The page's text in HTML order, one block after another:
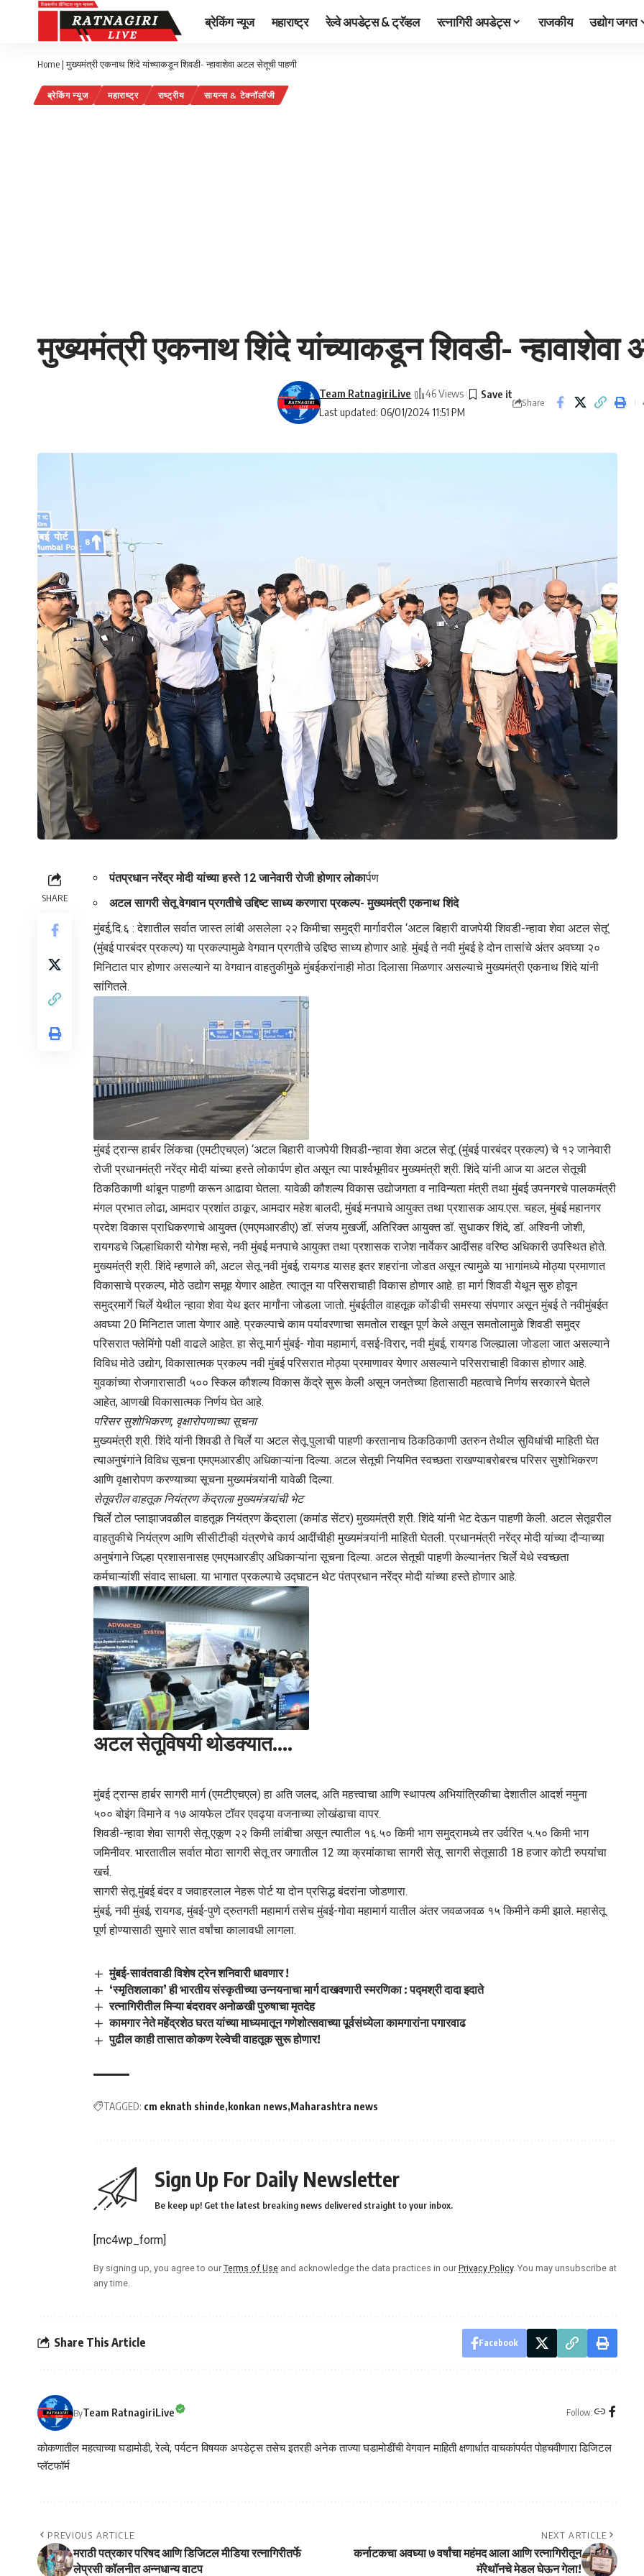
ब्रेकिंग न्यूज महाराष्ट्र रेल्वे अपडेट्स & ट्रॅव्हल रत्नागिरी अपडेट्स राजकीय उद्योग जगत
Home |मुख्यमंत्री एकनाथ शिंदे यांच्याकडून शिवडी- न्हावाशेवा अटल सेतूची पाहणी
ब्रेकिंग न्यूज महाराष्ट्र राष्ट्रीय सायन्स & टेक्नॉलॉजी
मुख्यमंत्री एकनाथ शिंदे यांच्याकडून शिवडी- न्हावाशेवा
Last updated: 06/01/2024 11:51 PM
Team RatnagiriLive 46 Views
Share
SHARE
पंतप्रधान नरेंद्र मोदी यांच्या हस्ते 12 जानेवारी रोजी होणार लोकार्पण
अटल सागरी सेतू वेगवान प्रगतीचे उद्दिष्ट साध्य करणारा प्रकल्प- मुख्यमंत्री एकनाथ शिंदे
मुंबई,दि.६ : देशातील सर्वात जास्त लांबी असलेला २२ किमीचा समुद्री मार्गावरील ‘अटल बिहारी वाजपेयी शिवडी-न्हावा शेवा अटल सेतू’
(मुंबई पारबंदर प्रकल्प) या प्रकल्पामुळे वेगवान प्रगतीचे उद्दिष्ठ साध्य होणार आहे. मुंबई ते नवी मुंबई हे दोन तासांचे अंतर अवघ्या २०
मिनिटात पार होणार असल्याने या वेगवान वाहतुकीमुळे मुंबईकरांनाही मोठा दिलासा मिळणार असल्याचे मुख्यमंत्री एकनाथ शिंदे यांनी
सांगितले.
मुंबई ट्रान्स हार्बर लिंकचा (एमटीएचएल) ‘अटल बिहारी वाजपेयी शिवडी-न्हावा शेवा अटल सेतू’ (मुंबई पारबंदर प्रकल्प) चे १२ जानेवारी
रोजी प्रधानमंत्री नरेंद्र मोदी यांच्या हस्ते लोकार्पण होत असून त्या पार्श्वभूमीवर मुख्यमंत्री श्री. शिंदे यांनी आज या अटल सेतूची
ठिकठिकाणी थांबून पाहणी करून आढावा घेतला. यावेळी कौशल्य विकास उद्योजगता व नाविन्यता मंत्री तथा मुंबई उपनगरचे पालकमंत्री
मंगल प्रभात लोढा, आमदार प्रशांत ठाकूर, आमदार महेश बालदी, मुंबई मनपाचे आयुक्त तथा प्रशासक आय.एस. चहल, मुंबई महानगर
प्रदेश विकास प्राधिकरणाचे आयुक्त (एमएमआरडीए) डॉ. संजय मुखर्जी, अतिरिक्त आयुक्त डॉ. सुधाकर शिंदे, डॉ. अश्विनी जोशी,
रायगडचे जिल्हाधिकारी योगेश म्हसे, नवी मुंबई मनपाचे आयुक्त तथा प्रशासक राजेश नार्वेकर आदींसह वरिष्ठ अधिकारी उपस्थित होते.
मुख्यमंत्री श्री. शिंदे म्हणाले की, अटल सेतू नवी मुंबई, रायगड यासह इतर शहरांना जोडत असून त्यामुळे या भागांमध्ये मोठ्या प्रमाणात
विकासाचे प्रकल्प, मोठे उद्योग समूह येणार आहेत. त्यातून या परिसराचाही विकास होणार आहे. हा मार्ग शिवडी येथून सुरु होवून
समुद्रमार्गे चिर्ले येथील न्हावा शेवा येथ इतर मार्गांना जोडला जातो. मुंबईतील वाहतूक कोंडीची समस्या संपणार असून मुंबई ते नवीमुंबईत
अवघ्या 20 मिनिटात जाता येणार आहे. प्रकल्पाचे काम पर्यावरणाचा समतोल राखून पूर्ण केले असून समतोलामुळे शिवडी समुद्र
परिसरात फ्लेमिंगो पक्षी वाढले आहेत. हा सेतू मार्ग मुंबई- गोवा महामार्ग, वसई-विरार, नवी मुंबई, रायगड जिल्ह्याला जोडला जात असल्याने
विविध मोठे उद्योग, विकासात्मक प्रकल्प नवी मुंबई परिसरात मोठ्या प्रमाणावर येणार असल्याने परिसराचाही विकास होणार आहे.
युवकांच्या रोजगारासाठी ५०० स्किल कौशल्य विकास केंद्रे सुरू केली असून जनतेच्या हितासाठी महत्वाचे निर्णय सरकारने घेतले
आहेत, आणखी विकासात्मक निर्णय घेत आहे.
परिसर सुशोभिकरण, वृक्षारोपणाच्या सूचना
मुख्यमंत्री श्री. शिंदे यांनी शिवडी ते चिर्ले या अटल सेतू पुलाची पाहणी करतानाच ठिकठिकाणी उतरुन तेथील सुविधांची माहिती घेत
त्याअनुषंगांने विविध सूचना एमएमआरडीए अधिकाऱ्यांना दिल्या. अटल सेतूची नियमित स्वच्छता राखण्याबरोबरच परिसर सुशोभिकरण
आणि वृक्षारोपण करण्याच्या सूचना मुख्यमंत्र्यांनी यावेळी दिल्या.
सेतूवरील वाहतूक नियंत्रण केंद्राला मुख्यमंत्र्यांची भेट
चिर्ले टोल प्लाझाजवळील वाहतूक नियंत्रण केंद्राला (कमांड सेंटर) मुख्यमंत्री श्री. शिंदे यांनी भेट देऊन पाहणी केली. अटल सेतूवरील
वाहतुकीचे नियंत्रण आणि सीसीटीव्ही यंत्रणेचे कार्य आदींचीही मुख्यमंत्र्यांनी माहिती घेतली. प्रधानमंत्री नरेंद्र मोदी यांच्या दौऱ्याच्या
अनुषंगाने जिल्हा प्रशासनासह एमएमआरडीए अधिकाऱ्यांना सूचना दिल्या. अटल सेतूची पाहणी केल्यानंतर चिर्ले येथे स्वच्छता
कर्मचाऱ्यांशी संवाद साधला. या भागात प्रकल्पाचे उद्घाटन थेट पंतप्रधान नरेंद्र मोदी यांच्या हस्ते होणार आहे.
अटल सेतूविषयी थोडक्यात….
मुंबई ट्रान्स हार्बर सागरी मार्ग (एमटीएचएल) हा अति जलद, अति महत्त्वाचा आणि स्थापत्य अभियांत्रिकीचा देशातील आदर्श नमुना
५०० बोइंग विमाने व १७ आयफेल टॉवर एवढ्या वजनाच्या लोखंडाचा वापर.
शिवडी-न्हावा शेवा सागरी सेतू एकूण २२ किमी लांबीचा असून त्यातील १६.५० किमी भाग समुद्रामध्ये तर उर्वरित ५.५० किमी भाग
जमिनीवर. भारतातील सर्वात मोठा सागरी सेतू तर जगातील 12 व्या क्रमांकाचा सागरी सेतू. सागरी सेतूसाठी 18 हजार कोटी रुपयांचा
खर्च.
सागरी सेतू मुंबई बंदर व जवाहरलाल नेहरू पोर्ट या दोन प्रसिद्ध बंदरांना जोडणारा.
मुंबई, नवी मुंबई, रायगड, मुंबई-पुणे द्रुतगती महामार्ग तसेच मुंबई-गोवा महामार्ग यातील अंतर जवळजवळ १५ किमीने कमी झाले. महासेतू
पूर्ण होण्यासाठी सुमारे सात वर्षांचा कालावधी लागला.
मुंबई-सावंतवाडी विशेष ट्रेन शनिवारी धावणार !
‘स्मृतिशलाका’ ही भारतीय संस्कृतीच्या उन्नयनाचा मार्ग दाखवणारी स्मरणिका : पद्मश्री दादा इदाते
रत्नागिरीतील मिऱ्या बंदरावर अनोळखी पुरुषाचा मृतदेह
कामगार नेते महेंद्रशेठ घरत यांच्या माध्यमातून गणेशोत्सवाच्या पूर्वसंध्येला कामगारांना पगारवाढ
पुढील काही तासात कोकण रेल्वेची वाहतूक सुरू होणार!
TAGGED: cm eknath shinde konkan news Maharashtra news
Sign Up For Daily Newsletter
Be keep up! Get the latest breaking news delivered straight to your inbox.
[mc4wp_form]
By signing up, you agree to our Terms of Use and acknowledge the data practices in our Privacy Policy. You may unsubscribe at
any time.
Share This Article Facebook
ByTeam RatnagiriLive Follow:
कोकणातील महत्वाच्या घडामोडी, रेल्वे, पर्यटन विषयक अपडेट्स तसेच इतरही अनेक ताज्या घडामोडींची वेगवान माहिती क्षणार्धात वाचकांपर्यत पोहचवीणारा डिजिटल
प्लॅटफॉर्म
PREVIOUS ARTICLE
मराठी पत्रकार परिषद आणि डिजिटल मीडिया रत्नागिरीतर्फे
लेप्रसी कॉलनीत अन्नधान्य वाटप
NEXT ARTICLE
कर्नाटकचा अवघ्या ७ वर्षांचा महंमद आला आणि रत्नागिरीतून
मॅरेथॉनचे मेडल घेऊन गेला!